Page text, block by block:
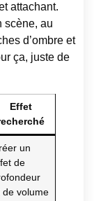
attachant.
scène, au
d’ombre et
ça, juste de
Effet
un
de
de volume